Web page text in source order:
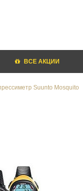
ВСЕ АКЦИИ
Suunto Mosquito